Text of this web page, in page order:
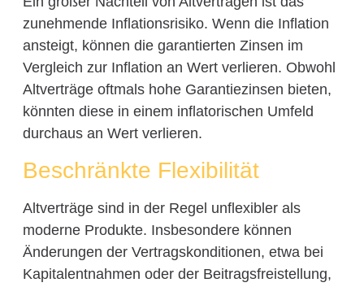
zunehmende Inflationsrisiko. Wenn die Inflation
ansteigt, können die garantierten Zinsen im
Vergleich zur Inflation an Wert verlieren. Obwohl
Altverträge oftmals hohe Garantiezinsen bieten,
könnten diese in einem inflatorischen Umfeld
durchaus an Wert verlieren.
Beschränkte Flexibilität
Altverträge sind in der Regel unflexibler als
moderne Produkte. Insbesondere können
Änderungen der Vertragskonditionen, etwa bei
Kapitalentnahmen oder der Beitragsfreistellung,